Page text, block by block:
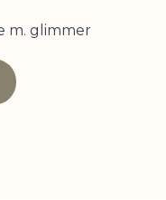
m. glimmer